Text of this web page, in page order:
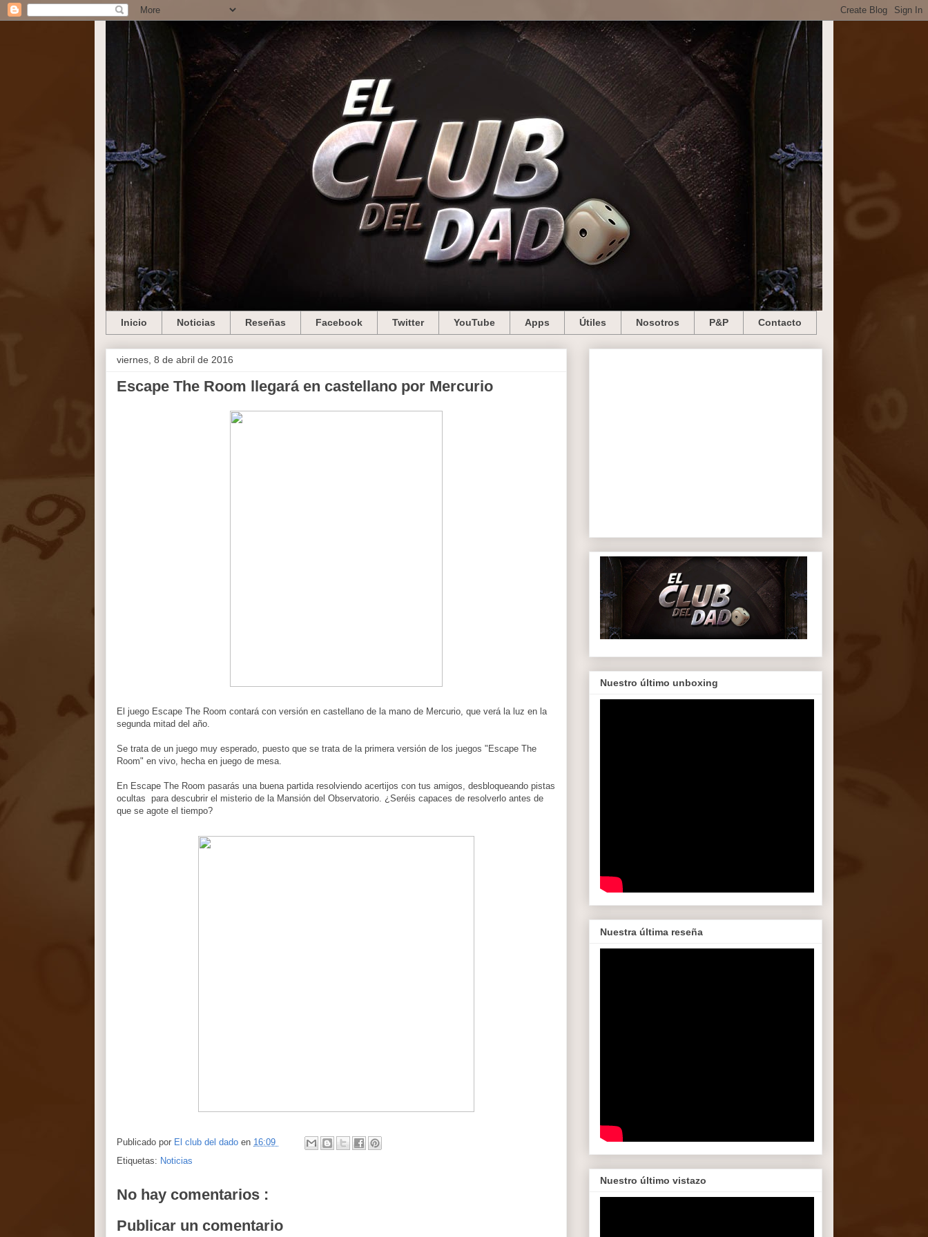
Inicio Noticias Reseñas Facebook Twitter YouTube Apps Útiles Nosotros P&P Contacto
viernes, 8 de abril de 2016
Escape The Room llegará en castellano por Mercurio
El juego Escape The Room contará con versión en castellano de la mano de Mercurio, que verá la luz en la
segunda mitad del año.
Se trata de un juego muy esperado, puesto que se trata de la primera versión de los juegos "Escape The
Room" en vivo, hecha en juego de mesa.
En Escape The Room pasarás una buena partida resolviendo acertijos con tus amigos, desbloqueando pistas
ocultas para descubrir el misterio de la Mansión del Observatorio. ¿Seréis capaces de resolverlo antes de
que se agote el tiempo?
Publicado por El club del dado en 16:09
Etiquetas: Noticias
No hay comentarios :
Publicar un comentario
Nuestro último unboxing
Nuestra última reseña
Nuestro último vistazo